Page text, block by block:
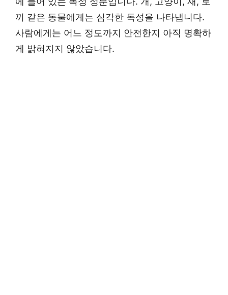
끼 같은 동물에게는 심각한 독성을 나타냅니다.
사람에게는 어느 정도까지 안전한지 아직 명확하
게 밝혀지지 않았습니다.